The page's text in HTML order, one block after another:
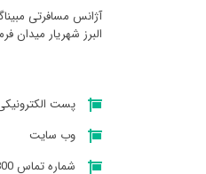
آژانس مسافرتی
البرز شهريار ميدان
پست
وب سایت
شماره تماس 02165273800